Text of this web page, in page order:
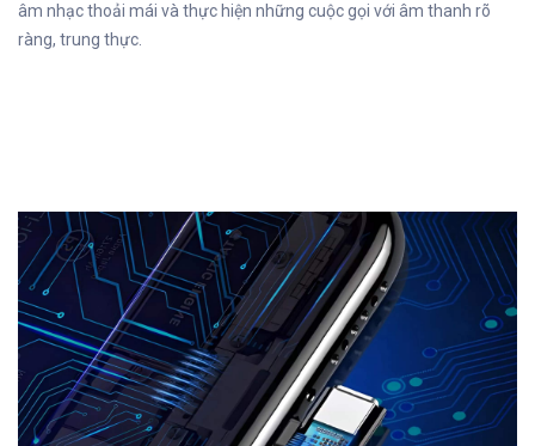
âm nhạc thoải mái và thực hiện những cuộc gọi với âm thanh rõ
ràng, trung thực.